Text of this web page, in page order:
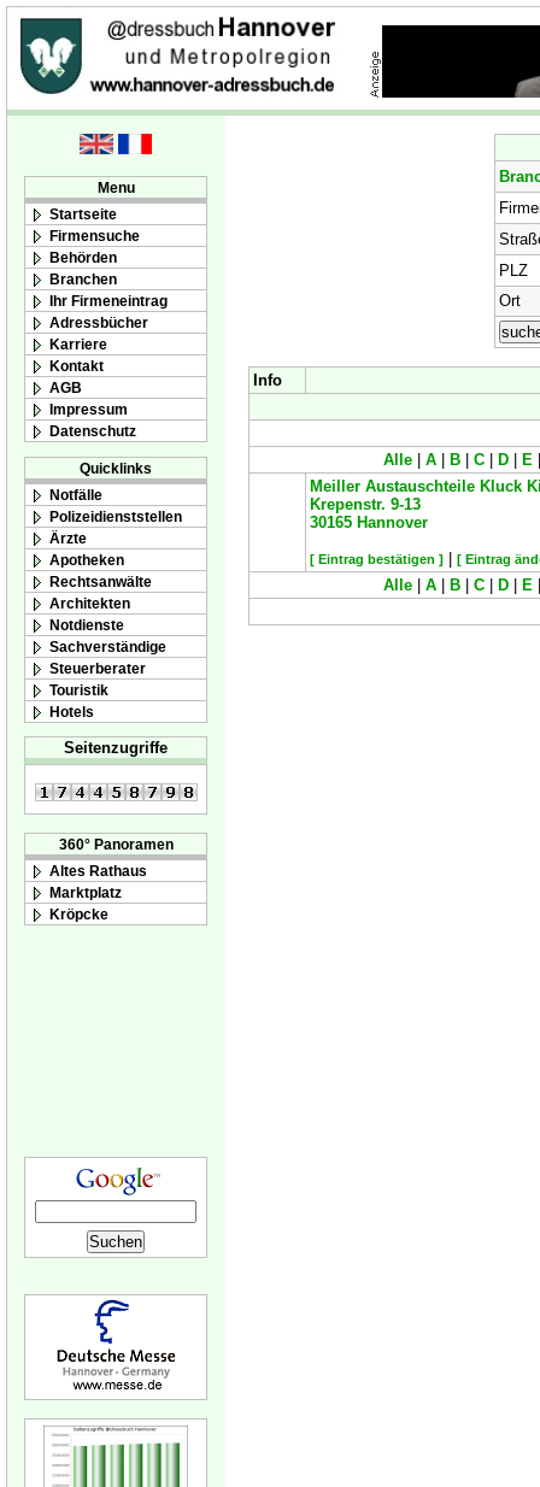
Menu
Startseite
Firmensuche
Behörden
Branchen
Ihr Firmeneintrag
Adressbücher
Karriere
Kontakt
AGB
Impressum
Datenschutz
Quicklinks
Notfälle
Polizeidienststellen
Ärzte
Apotheken
Rechtsanwälte
Architekten
Notdienste
Sachverständige
Steuerberater
Touristik
Hotels
Seitenzugriffe
360° Panoramen
Altes Rathaus
Marktplatz
Kröpcke
PLZ
Ort
Info
Alle A B C D E
Meiller Austauschteile Kluck
Krepenstr. 9-13
30165 Hannover
[ Eintrag bestätigen ] [ Eintrag
Alle A B C D E